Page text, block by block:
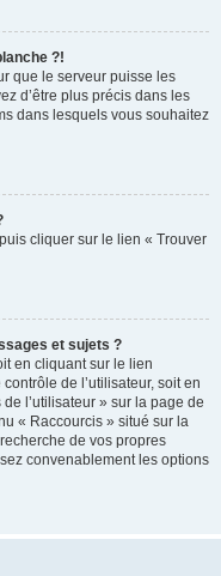
?!
que le serveur puisse les
d’être plus précis dans les
dans lesquels vous souhaitez
cliquer sur le lien « Trouver
et sujets ?
en cliquant sur le lien
de l’utilisateur, soit en
l’utilisateur » sur la page de
« Raccourcis » situé sur la
de vos propres
convenablement les options